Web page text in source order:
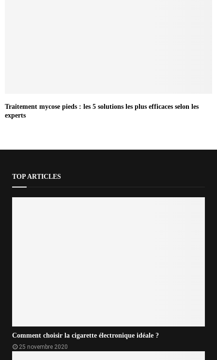
Traitement mycose pieds : les 5 solutions les plus efficaces selon les
experts
TOP ARTICLES
Comment choisir la cigarette électronique idéale ?
25 novembre 2020